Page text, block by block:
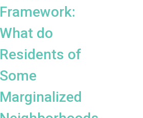
Framework:
What do
Residents of
Some
Marginalized